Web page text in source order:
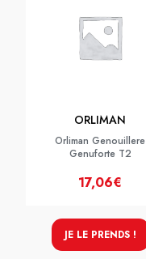
ORLIMAN
Orliman Genouillere
Genuforte T2
17,06€
JE LE PRENDS !